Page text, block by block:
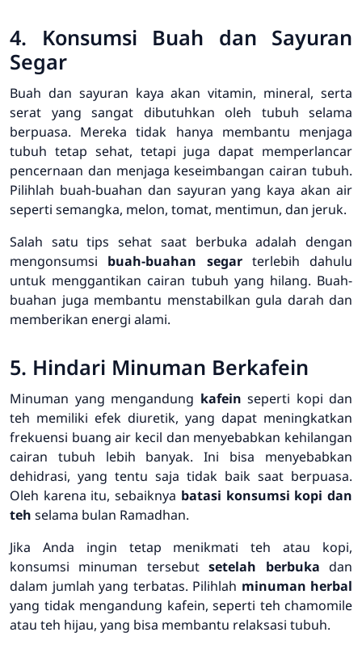
4. Konsumsi Buah dan Sayuran
Segar
Buah dan sayuran kaya akan vitamin, mineral, serta
serat yang sangat dibutuhkan oleh tubuh selama
berpuasa. Mereka tidak hanya membantu menjaga
tubuh tetap sehat, tetapi juga dapat memperlancar
pencernaan dan menjaga keseimbangan cairan tubuh.
Pilihlah buah-buahan dan sayuran yang kaya akan air
seperti semangka, melon, tomat, mentimun, dan jeruk.
Salah satu tips sehat saat berbuka adalah dengan
mengonsumsi buah-buahan segarterlebih dahulu
untuk menggantikan cairan tubuh yang hilang. Buah-
buahan juga membantu menstabilkan gula darah dan
memberikan energi alami.
5. Hindari Minuman Berkafein
Minuman yang mengandung kafein seperti kopi dan
teh memiliki efek diuretik, yang dapat meningkatkan
frekuensi buang air kecil dan menyebabkan kehilangan
cairan tubuh lebih banyak. Ini bisa menyebabkan
dehidrasi, yang tentu saja tidak baik saat berpuasa.
Oleh karena itu, sebaiknya batasi konsumsi kopi dan
teh selama bulan Ramadhan.
Jika Anda ingin tetap menikmati teh atau kopi,
konsumsi minuman tersebutsetelah berbuka dan
dalam jumlah yang terbatas. Pilihlah minuman herbal
yang tidak mengandung kafein, seperti teh chamomile
atau teh hijau, yang bisa membantu relaksasi tubuh.